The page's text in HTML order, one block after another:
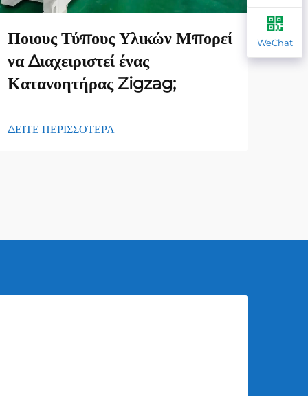
Ποιους Τύπους Υλικών Μπορεί
να Διαχειριστεί ένας
Κατανοητήρας Zigzag;
ΔΕΙΤΕ ΠΕΡΙΣΣΟΤΕΡΑ
WeChat